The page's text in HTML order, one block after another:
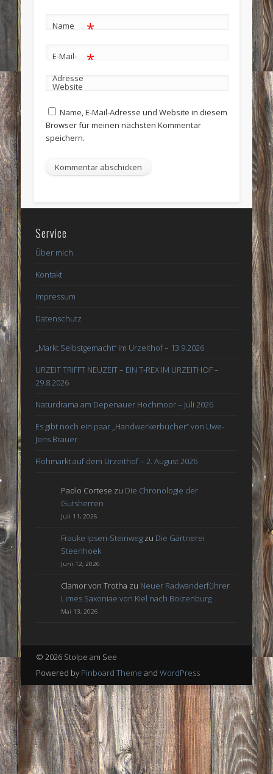
Name *
E-Mail-
Adresse
*
Website
Name, E-Mail-Adresse und Website in diesem
Browser für meinen nächsten Kommentar
speichern.
Service
Über mich
Kontakt
Impressum
Datenschutz
„Markt Selbstgemacht“ im Urzeithof – 13.9.2026
URZEIT TRIFFT NEUZEIT – EIN T-REX IM URZEITHOF –
29.8.2026
Naturdrama am Depenauer Hochmoor – Juli 2026
Es gibt noch ein paar „Handwerkerbücher“ von Uwe-
Jens Brauer
Flohmarkt auf dem Urzeithof – 2. August 2026
Paolo Cortese zu Die Chronologie der
Gutsherren
Juli 11, 2026
Frauke Ipsen-Steinweg zu Die Gärtnerei
Steenhoek
Juni 12, 2026
Clamor von Trotha zu Neuer Radwanderführer
Limes Saxoniae von Kiel nach Boizenburg
Mai 13, 2026
© 2026 Stolpe am See
Powered by Pinboard Theme and WordPress